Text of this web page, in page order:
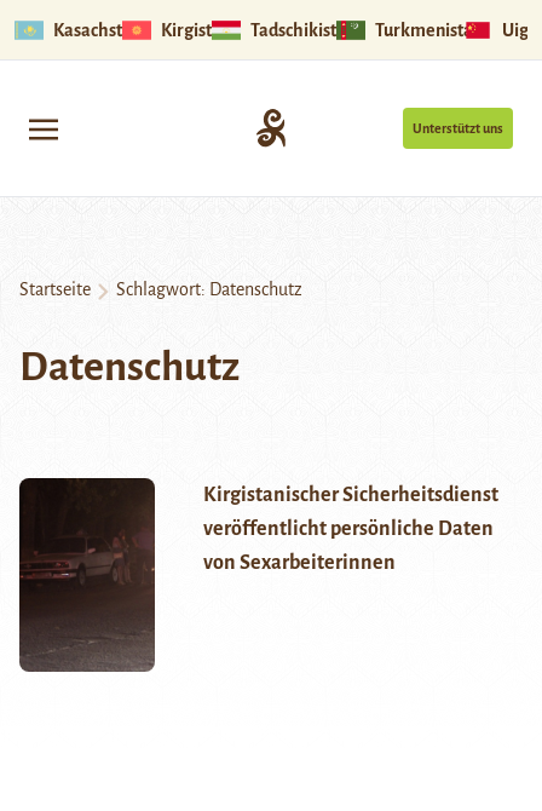
Kasachstan Kirgistan Tadschikistan Turkmenistan
Unterstützt uns
Startseite Schlagwort: Datenschutz
Datenschutz
Kirgistanischer Sicherheitsdienst
veröffentlicht persönliche Daten
von Sexarbeiterinnen